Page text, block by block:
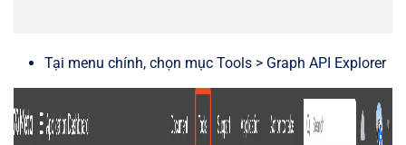
Tại menu chính, chọn mục Tools > Graph API Explorer